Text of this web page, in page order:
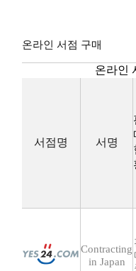
온라인 서점 구매
온라인
서점명 서명
Contracting
in Japan